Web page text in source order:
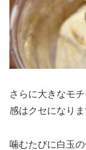
さらに大きなモ
感はクセになりま
噛むたびに白玉